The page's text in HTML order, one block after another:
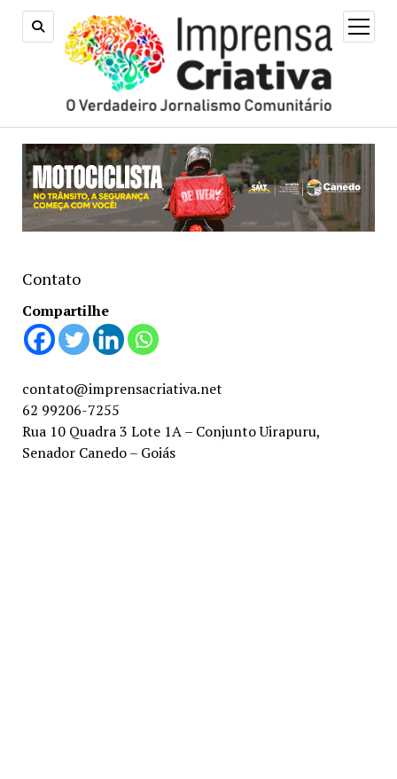
open
menu
Contato
Compartilhe
contato@imprensacriativa.net
62 99206-7255
Rua 10 Quadra 3 Lote 1A – Conjunto Uirapuru,
Senador Canedo – Goiás